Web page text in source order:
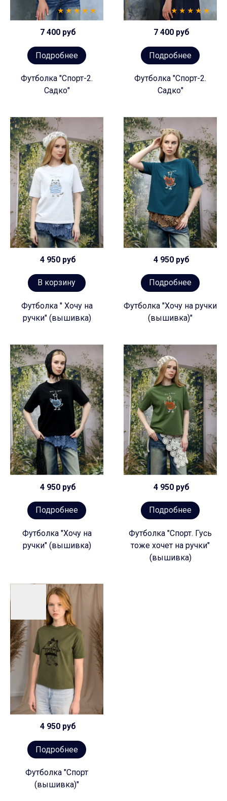
7 400 руб
Подробнее
Футболка "Спорт-2.
Садко"
7 400 руб
Подробнее
Футболка "Спорт-2.
Садко"
4 950 руб
В корзину
Футболка " Хочу на
ручки" (вышивка)
4 950 руб
Подробнее
Футболка "Хочу на ручки
(вышивка)"
4 950 руб
Подробнее
Футболка "Хочу на
ручки" (вышивка)
4 950 руб
Подробнее
Футболка "Спорт. Гусь
тоже хочет на ручки"
(вышивка)
Предзаказ
4 950 руб
Подробнее
Футболка "Спорт
(вышивка)"